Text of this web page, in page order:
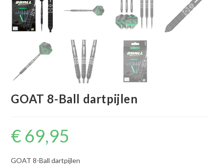
GOAT 8-Ball dartpijlen
€ 69,95
GOAT 8-Ball dartpijlen